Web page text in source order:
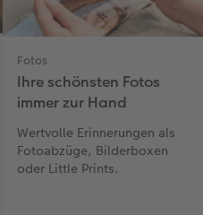
Fotos
Ihre schönsten Fotos
immer zur Hand
Wertvolle Erinnerungen als
Fotoabzüge, Bilderboxen
oder Little Prints.